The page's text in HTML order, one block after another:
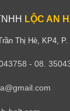
LỘC AN
Thị Hè, KP4, P.
- 08.